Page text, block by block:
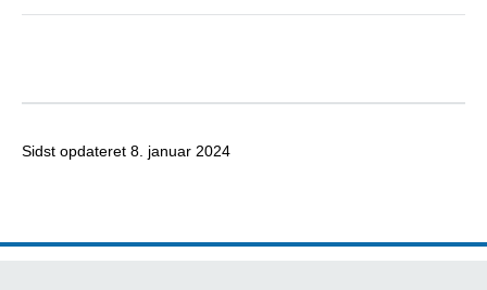
Sidst opdateret 8. januar 2024